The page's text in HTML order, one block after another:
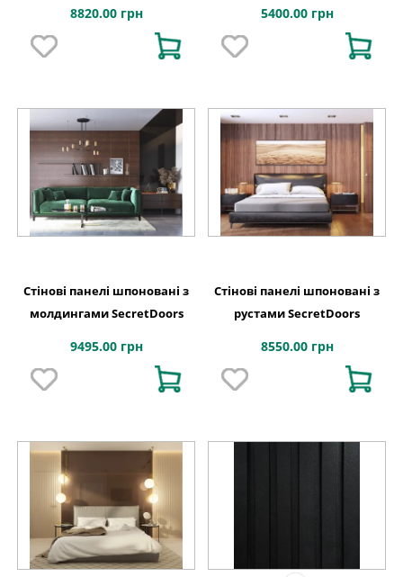
8820.00 грн 5400.00 грн
Стінові панелі шпоновані з
молдингами SecretDoors
9495.00 грн
Стінові панелі шпоновані з
рустами SecretDoors
8550.00 грн